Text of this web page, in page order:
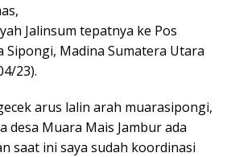
Jalinsum tepatnya ke Pos
Sipongi, Madina Sumatera Utara
23).
arus lalin arah muarasipongi,
desa Muara Mais Jambur ada
saat ini saya sudah koordinasi